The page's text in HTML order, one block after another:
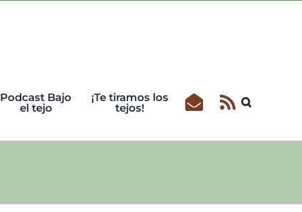
Podcast Bajo
el tejo
¡Te tiramos los
tejos!